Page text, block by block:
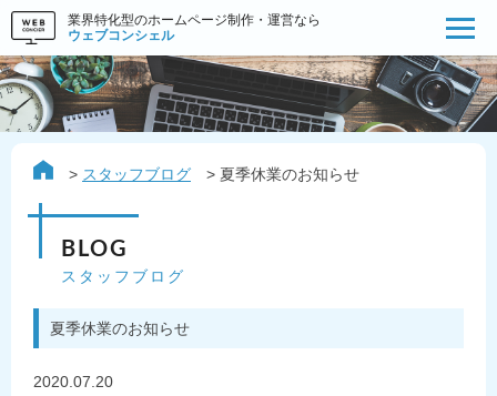
業界特化型のホームページ制作・運営なら
ウェブコンシェル
スタッフブログ 夏季休業のお知らせ
BLOG
スタッフブログ
夏季休業のお知らせ
2020.07.20